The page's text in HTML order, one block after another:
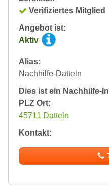
Verifiziertes Mitglied
Angebot ist:
Aktiv
Alias:
Nachhilfe-Datteln
Dies ist ein Nachhilfe-
PLZ Ort:
45711 Datteln
Kontakt: